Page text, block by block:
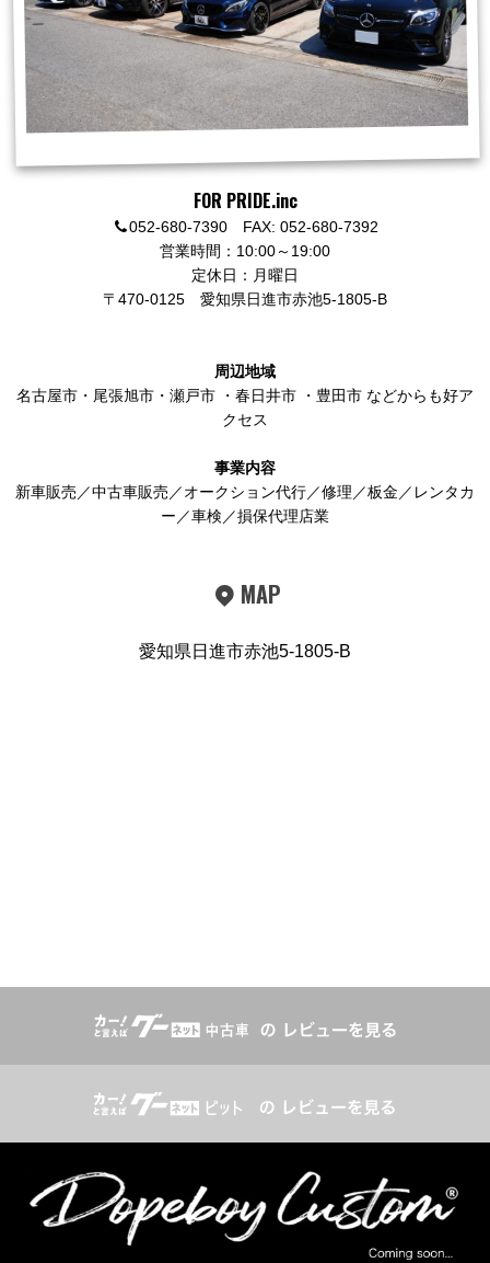
FOR PRIDE.inc
052-680-7390 FAX: 052-680-7392
営業時間：10:00～19:00
定休日：月曜日
〒470-0125 愛知県日進市赤池5-1805-B
周辺地域
名古屋市 ・ 尾張旭市 ・ 瀬戸市 ・ 春日井市 ・ 豊田市 などからも好ア
クセス
事業内容
新車販売／中古車販売／オークション代行／修理／板金／レンタカ
ー／車検／損保代理店業
MAP
愛知県日進市赤池5-1805-B